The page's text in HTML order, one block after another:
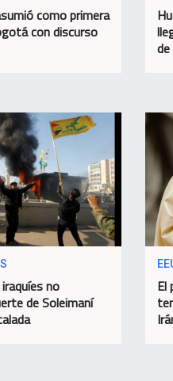
como primera
con discurso
no
de Soleimaní
El